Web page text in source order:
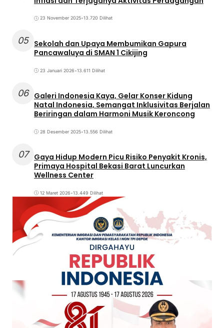
23 November 2025•13.720 Dilihat
05 Sekolah dan Upaya Membumikan Gapura
Pancawaluya di SMAN 1 Cikijing
23 Januari 2026•13.611 Dilihat
06 Galeri Indonesia Kaya, Gelar Konser Kidung
Natal Indonesia, Semangat Inklusivitas Berjalan
Beriringan dalam Harmoni Musik Keroncong
28 Desember 2025•13.556 Dilihat
07
Gaya Hidup Modern Picu Risiko Penyakit Kronis,
Primaya Hospital Bekasi Barat Luncurkan
Wellness Center
12 Maret 2026•13.449 Dilihat